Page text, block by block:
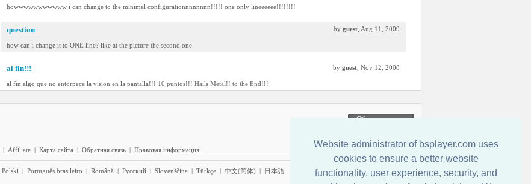
Website administrator of bsplayer.com uses
cookies to ensure a better website
functionality, user experience, security, and
howwwwwwwwwww i can change to the minimal configurationnnnnnnn!!!!! one only lineeeeee!!!!!!!!
question by guest , Aug 11, 2009
how can i change it to ONE line? like at the picture the second one
al fin!!! by guest , Nov 12, 2008
al fin algo que no entorpece la vision en la pantalla!!! 10 puntos!!! Hails Metal!! to the End!!!
Обратная связь
| Affiliate | Карта сайта | Обратная связь | Правовая информация
Polski | Português brasileiro | Română | Pyccĸий | Slovenščina | Türkçe | 中文(简体) | 日本語